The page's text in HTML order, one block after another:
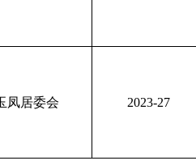
凤居委会 2023-27